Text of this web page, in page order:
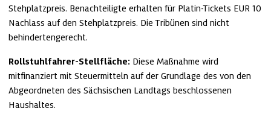
Stehplatzpreis. Benachteiligte erhalten für Platin-Tickets EUR 10
Nachlass auf den Stehplatzpreis. Die Tribünen sind nicht
behindertengerecht.
Rollstuhlfahrer-Stellfläche: Diese Maßnahme wird
mitfinanziert mit Steuermitteln auf der Grundlage des von den
Abgeordneten des Sächsischen Landtags beschlossenen
Haushaltes.